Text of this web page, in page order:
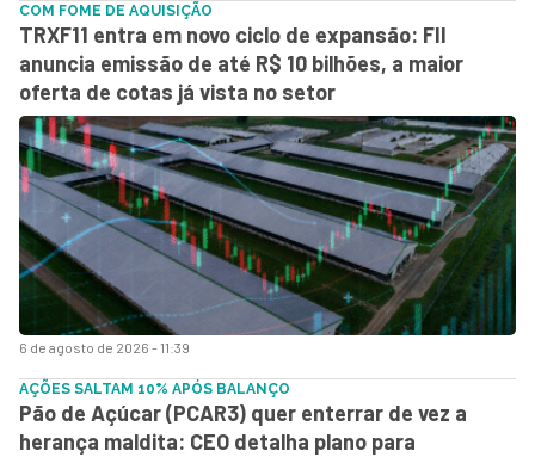
6 de agosto de 2026 - 11:39
COM FOME DE AQUISIÇÃO
TRXF11 entra em novo ciclo de expansão: FII
anuncia emissão de até R$ 10 bilhões, a maior
oferta de cotas já vista no setor
AÇÕES SALTAM 10% APÓS BALANÇO
Pão de Açúcar (PCAR3) quer enterrar de vez a
herança maldita: CEO detalha plano para